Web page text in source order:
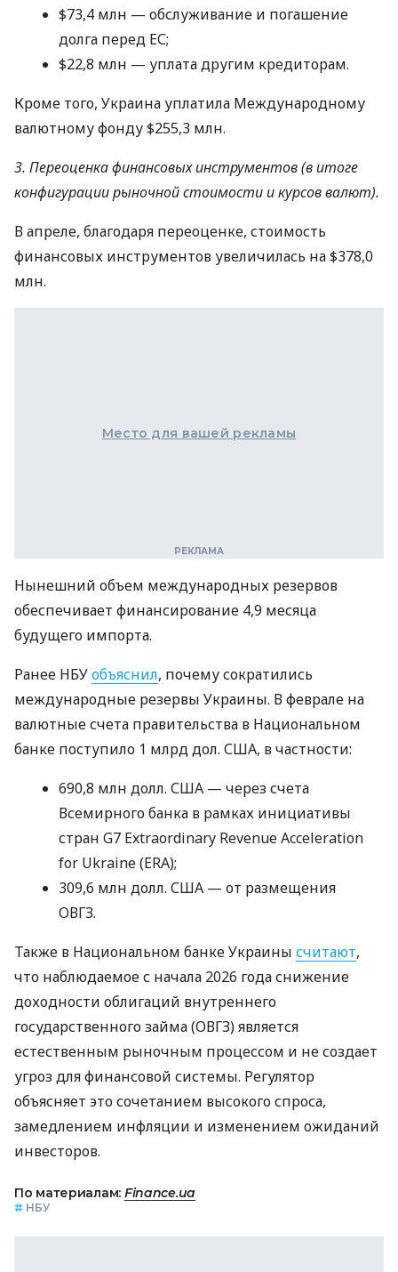
$73,4 млн — обслуживание и погашение
долга перед ЕС;
$22,8 млн — уплата другим кредиторам.
Кроме того, Украина уплатила Международному
валютному фонду $255,3 млн.
3. Переоценка финансовых инструментов (в итоге
конфигурации рыночной стоимости и курсов валют).
В апреле, благодаря переоценке, стоимость
финансовых инструментов увеличилась на $378,0
млн.
Место для вашей рекламы
Нынешний объем международных резервов
обеспечивает финансирование 4,9 месяца
будущего импорта.
Ранее НБУобъяснил, почему сократились
международные резервы Украины. В феврале на
валютные счета правительства в Национальном
банке поступило 1 млрд дол. США, в частности:
690,8 млн долл. США — через счета
Всемирного банка в рамках инициативы
стран G7 Extraordinary Revenue Acceleration
for Ukraine (ERA);
309,6 млн долл. США — от размещения
ОВГЗ.
Также в Национальном банке Украины считают,
что наблюдаемое с начала 2026 года снижение
доходности облигаций внутреннего
государственного займа (ОВГЗ) является
естественным рыночным процессом и не создает
угроз для финансовой системы. Регулятор
объясняет это сочетанием высокого спроса,
замедлением инфляции и изменением ожиданий
инвесторов.
По материалам: Finance.ua
# НБУ